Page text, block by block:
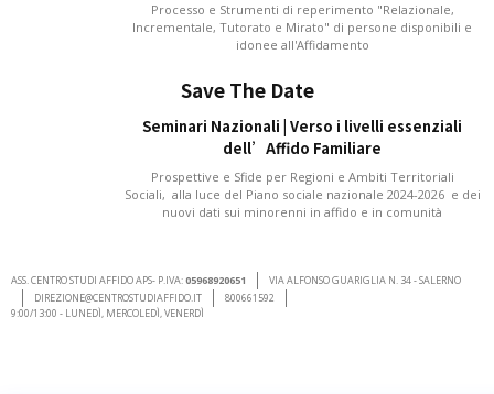
Processo e Strumenti di reperimento "Relazionale,
Incrementale, Tutorato e Mirato" di persone disponibili e
idonee all'Affidamento
Save The Date
Seminari Nazionali | Verso i livelli essenziali
dell’Affido Familiare
Prospettive e Sfide per Regioni e Ambiti Territoriali
Sociali, alla luce del Piano sociale nazionale 2024-2026 e dei
nuovi dati sui minorenni in affido e in comunità
ASS. CENTRO STUDI AFFIDO APS- P.IVA:05968920651
VIA ALFONSO GUARIGLIA N. 34 - SALERNO
DIREZIONE@CENTROSTUDIAFFIDO.IT
800661592
9:00/13:00 - LUNEDÌ, MERCOLEDÌ, VENERDÌ